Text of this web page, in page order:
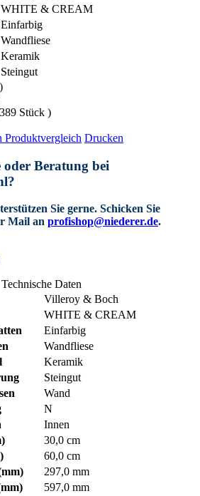
WHITE & CREAM
Einfarbig
Wandfliese
Keramik
Steingut
Stück )
Produktvergleich Drucken
oder Beratung bei
Sie gerne. Schicken Sie
Mail an profishop@niederer.de.
Technische Daten
Villeroy & Boch
WHITE & CREAM
Einfarbig
Wandfliese
Keramik
Steingut
Wand
N
Innen
30,0 cm
60,0 cm
297,0 mm
597,0 mm